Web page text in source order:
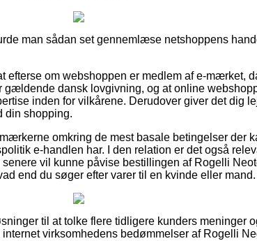
man sådan set gennemlæse netshoppens
efterse om webshoppen er medlem af e-mærket,
gældende dansk lovgivning, og at online
inden for vilkårene. Derudover giver det dig
din shopping.
omkring de mest basale betingelser der
e-handlen har. I den relation er det også
vil kunne påvise bestillingen af Rogelli
end du søger efter varer til en kvinde eller mand.
til at tolke flere tidligere kunders meninger
virksomhedens bedømmelser af Rogelli